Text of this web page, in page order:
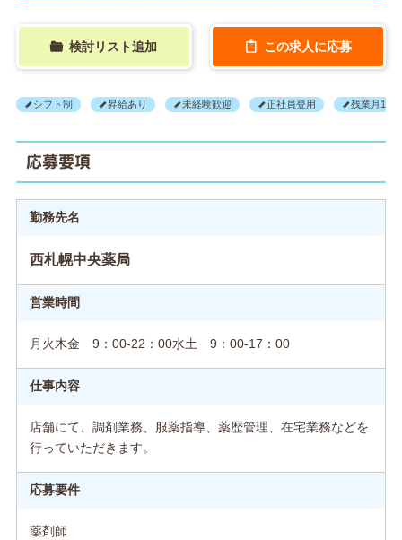
検討リスト追加 この求人に応募
シフト制 昇給あり 未経験歓迎 正社員登用 残業月10H
応募要項
勤務先名
西札幌中央薬局
営業時間
月火木金 9：00-22：00水土 9：00-17：00
仕事内容
店舗にて、調剤業務、服薬指導、薬歴管理、在宅業務などを
行っていただきます。
応募要件
薬剤師